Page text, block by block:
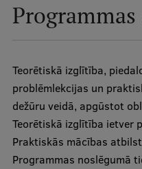
Studiju norises vietas
Fakultātes
Mūsu cilvēki
Stratēģija
Teorētiskā izglītība,
problēmlekcijas un
dežūru veidā, apgūstot
Teorētiskā izglītība ietver
Praktiskās mācības
Programmas noslēgumā